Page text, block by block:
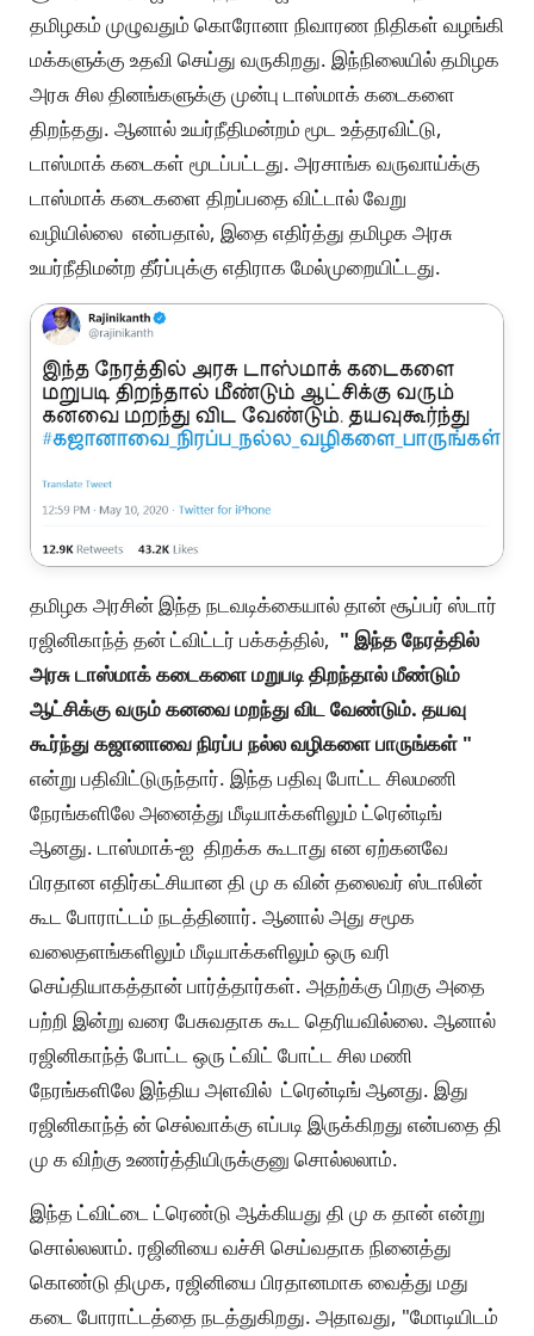
தமிழகம் முழுவதும் கொரோனா நிவாரண நிதிகள் வழங்கி
மக்களுக்கு உதவி செய்து வருகிறது. இந்நிலையில் தமிழக
அரசு சில தினங்களுக்கு முன்பு டாஸ்மாக் கடைகளை
திறந்தது. ஆனால் உயர்நீதிமன்றம் மூட உத்தரவிட்டு,
டாஸ்மாக் கடைகள் மூடப்பட்டது. அரசாங்க வருவாய்க்கு
டாஸ்மாக் கடைகளை திறப்பதை விட்டால் வேறு
வழியில்லை என்பதால், இதை எதிர்த்து தமிழக அரசு
உயர்நீதிமன்ற தீர்ப்புக்கு எதிராக மேல்முறையிட்டது.
தமிழக அரசின் இந்த நடவடிக்கையால் தான் சூப்பர் ஸ்டார்
ரஜினிகாந்த் தன் ட்விட்டர் பக்கத்தில், " இந்த நேரத்தில்
அரசு டாஸ்மாக் கடைகளை மறுபடி திறந்தால் மீண்டும்
ஆட்சிக்கு வரும் கனவை மறந்து விட வேண்டும். தயவு
கூர்ந்து கஜானாவை நிரப்ப நல்ல வழிகளை பாருங்கள் "
என்று பதிவிட்டுருந்தார். இந்த பதிவு போட்ட சிலமணி
நேரங்களிலே அனைத்து மீடியாக்களிலும் ட்ரென்டிங்
ஆனது. டாஸ்மாக்-ஐ திறக்க கூடாது என ஏற்கனவே
பிரதான எதிர்கட்சியான தி மு க வின் தலைவர் ஸ்டாலின்
கூட போராட்டம் நடத்தினார். ஆனால் அது சமூக
வலைதளங்களிலும் மீடியாக்களிலும் ஒரு வரி
செய்தியாகத்தான் பார்த்தார்கள். அதற்க்கு பிறகு அதை
பற்றி இன்று வரை பேசுவதாக கூட தெரியவில்லை. ஆனால்
ரஜினிகாந்த் போட்ட ஒரு ட்விட் போட்ட சில மணி
நேரங்களிலே இந்திய அளவில் ட்ரென்டிங் ஆனது. இது
ரஜினிகாந்த் ன் செல்வாக்கு எப்படி இருக்கிறது என்பதை தி
மு க விற்கு உணர்த்தியிருக்குனு சொல்லலாம்.
இந்த ட்விட்டை ட்ரெண்டு ஆக்கியது தி மு க தான் என்று
சொல்லலாம். ரஜினியை வச்சி செய்வதாக நினைத்து
கொண்டு திமுக, ரஜினியை பிரதானமாக வைத்து மது
கடை போராட்டத்தை நடத்துகிறது. அதாவது, "மோடியிடம்